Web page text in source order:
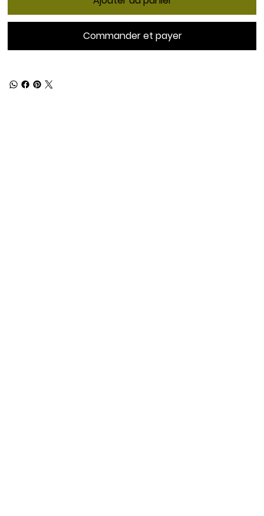
Commander et payer